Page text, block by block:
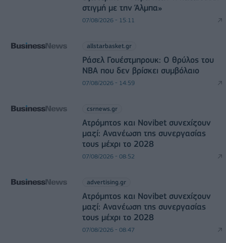
στιγμή με την Άλμπα»
07/08/2026 - 15:11
allstarbasket.gr
Ράσελ Γουέστμπρουκ: Ο θρύλος του
NBA που δεν βρίσκει συμβόλαιο
07/08/2026 - 14:59
csrnews.gr
Ατρόμητος και Novibet συνεχίζουν
μαζί: Ανανέωση της συνεργασίας
τους μέχρι το 2028
07/08/2026 - 08:52
advertising.gr
Ατρόμητος και Novibet συνεχίζουν
μαζί: Ανανέωση της συνεργασίας
τους μέχρι το 2028
07/08/2026 - 08:47